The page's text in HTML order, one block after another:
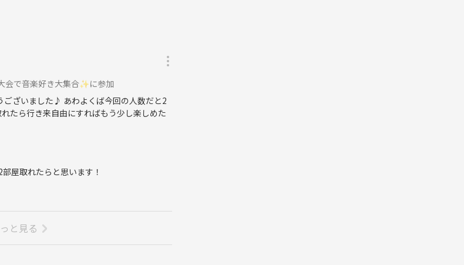
会で音楽好き大集合✨に参加
ざいました♪ あわよくば今回の人数だと2
たら行き来自由にすればもう少し楽しめた
屋取れたらと思います！
と見る